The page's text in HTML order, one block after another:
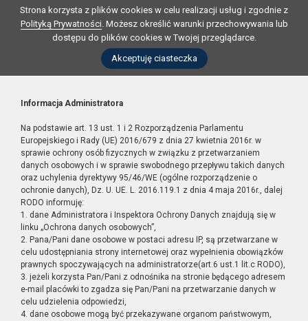
Strona korzysta z plików cookies w celu realizacji usług i zgodnie z
Polityką Prywatności. Możesz określić warunki przechowywania lub
dostępu do plików cookies w Twojej przeglądarce.
Akceptuję ciasteczka
Informacja Administratora
Na podstawie art. 13 ust. 1 i 2 Rozporządzenia Parlamentu
Europejskiego i Rady (UE) 2016/679 z dnia 27 kwietnia 2016r. w
sprawie ochrony osób fizycznych w związku z przetwarzaniem
danych osobowych i w sprawie swobodnego przepływu takich danych
oraz uchylenia dyrektywy 95/46/WE (ogólne rozporządzenie o
ochronie danych), Dz. U. UE. L. 2016.119.1 z dnia 4 maja 2016r., dalej
RODO informuję:
1. dane Administratora i Inspektora Ochrony Danych znajdują się w
linku „Ochrona danych osobowych”,
2. Pana/Pani dane osobowe w postaci adresu IP, są przetwarzane w
celu udostępniania strony internetowej oraz wypełnienia obowiązków
prawnych spoczywających na administratorze(art.6 ust.1 lit.c RODO),
3. jeżeli korzysta Pan/Pani z odnośnika na stronie będącego adresem
e-mail placówki to zgadza się Pan/Pani na przetwarzanie danych w
celu udzielenia odpowiedzi,
4. dane osobowe mogą być przekazywane organom państwowym,